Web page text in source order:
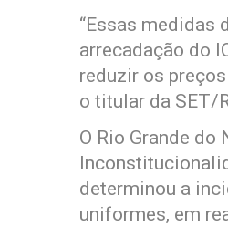
“Essas medidas
arrecadação do
reduzir os
o titular da SET/
O Rio Grande
determinou a
uniformes, em